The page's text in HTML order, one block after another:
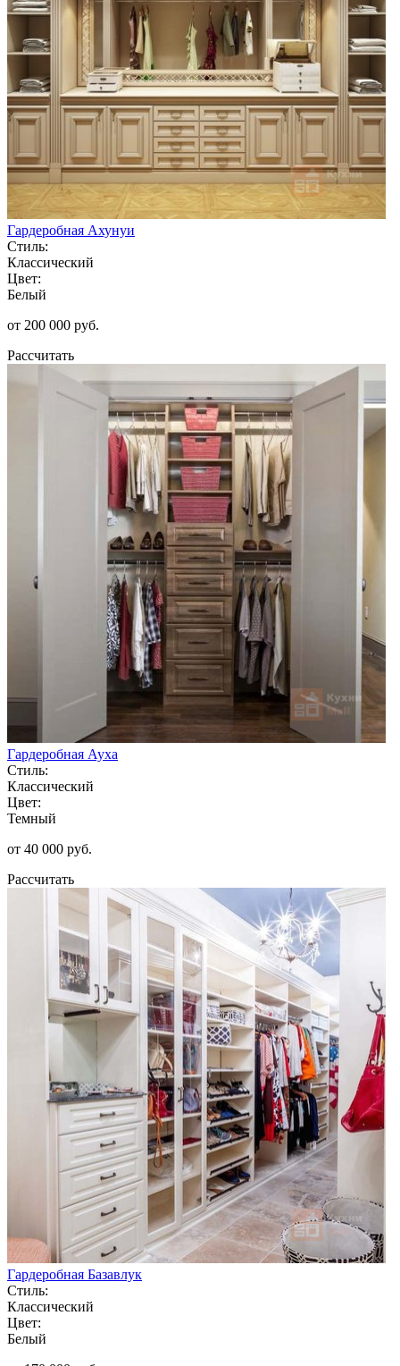
Гардеробная Ахунуи
Стиль:
Классический
Цвет:
Белый
от 200 000 руб.
Рассчитать
Гардеробная Ауха
Стиль:
Классический
Цвет:
Темный
от 40 000 руб.
Рассчитать
Гардеробная Базавлук
Стиль:
Классический
Цвет:
Белый